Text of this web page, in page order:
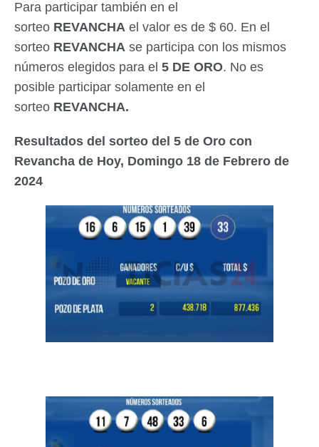
Para participar también en el
sorteo REVANCHA el valor es de $ 60. En el
sorteo REVANCHA se participa con los mismos
números elegidos para el 5 DE ORO. No es
posible participar solamente en el
sorteo REVANCHA.
Resultados del sorteo del 5 de Oro con
Revancha de Hoy, Domingo 18 de Febrero de
2024